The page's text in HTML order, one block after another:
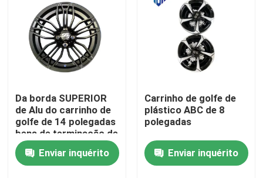
Casa
Produtos
Sobre nós
Da borda SUPERIOR
de Alu do carrinho de
golfe de 14 polegadas
bens de terminação de
Chrome
Enviar inquérito
Carrinho de golfe de
plástico ABC de 8
polegadas
Enviar inquérito